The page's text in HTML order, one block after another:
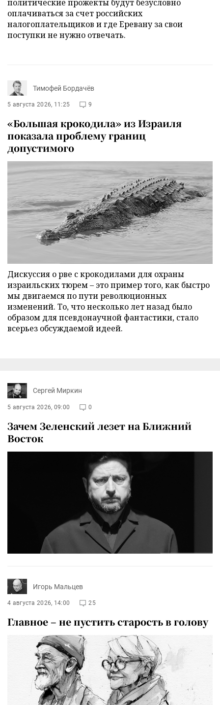
политические прожекты будут безусловно
оплачиваться за счет российских
налогоплательщиков и где Еревану за свои
поступки не нужно отвечать.
Тимофей Бордачёв
5 августа 2026, 11:25 9
«Большая крокодила» из Израиля
показала проблему границ
допустимого
Дискуссия о рве с крокодилами для охраны
израильских тюрем – это пример того, как быстро
мы двигаемся по пути революционных
изменений. То, что несколько лет назад было
образом для псевдонаучной фантастики, стало
всерьез обсуждаемой идеей.
Сергей Миркин
5 августа 2026, 09:00 0
Зачем Зеленский лезет на Ближний
Восток
Игорь Мальцев
4 августа 2026, 14:00 25
Главное – не пустить старость в голову